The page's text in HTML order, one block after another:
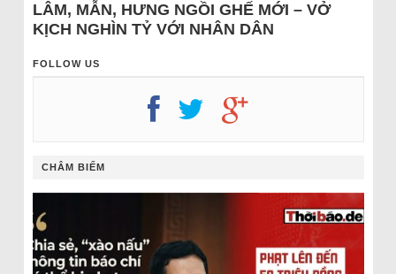
LÂM, MẪN, HƯNG NGỒI GHẾ MỚI – VỞ
KỊCH NGHÌN TỶ VỚI NHÂN DÂN
FOLLOW US
CHÂM BIẾM